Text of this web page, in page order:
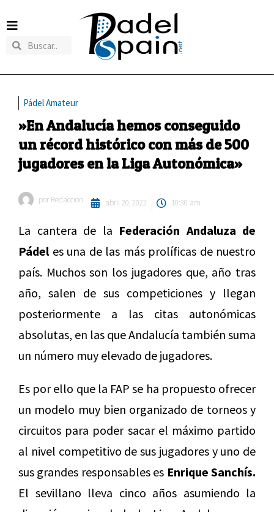
Pádel Amateur
»En Andalucía hemos conseguido
un récord histórico con más de 500
jugadores en la Liga Autonómica»
por Redaccion abril 20, 2022 10:30 am
La cantera de la Federación Andaluza de
Pádeles una de las más prolíficas de nuestro
país. Muchos son los jugadores que, año tras
año, salen de sus competiciones y llegan
posteriormente a las citas autonómicas
absolutas, en las que Andalucía también suma
un número muy elevado de jugadores.
Es por ello que la FAP se ha propuesto ofrecer
un modelo muy bien organizado de torneos y
circuitos para poder sacar el máximo partido
al nivel competitivo de sus jugadores y uno de
sus grandes responsables es Enrique Sanchís.
El sevillano lleva cinco años asumiendo la